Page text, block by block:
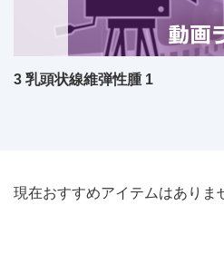
3 乳頭状線維弾性腫 1
現在おすすめアイテムはありま